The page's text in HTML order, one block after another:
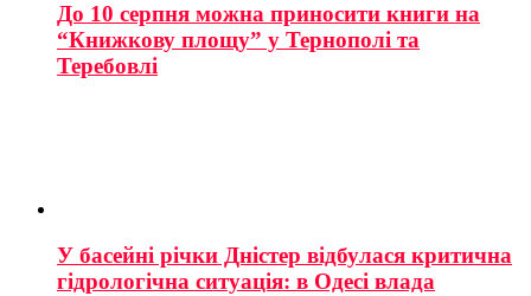
До 10 серпня можна приносити книги на
“Книжкову площу” у Тернополі та
Теребовлі
У басейні річки Дністер відбулася критична
гідрологічна ситуація: в Одесі влада